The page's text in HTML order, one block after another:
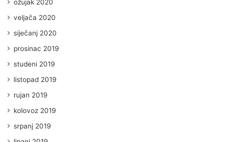
ožujak 2020
veljača 2020
siječanj 2020
prosinac 2019
studeni 2019
listopad 2019
rujan 2019
kolovoz 2019
srpanj 2019